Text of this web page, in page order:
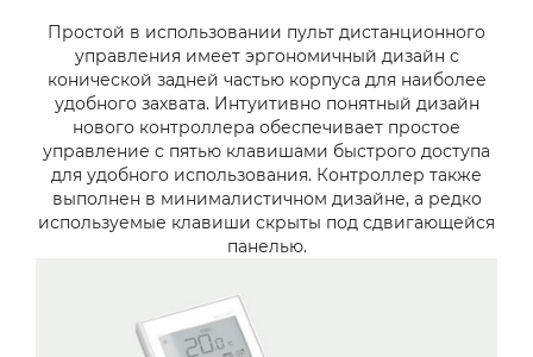
Простой в использовании пульт дистанционного
управления имеет эргономичный дизайн с
конической задней частью корпуса для наиболее
удобного захвата. Интуитивно понятный дизайн
нового контроллера обеспечивает простое
управление с пятью клавишами быстрого доступа
для удобного использования. Контроллер также
выполнен в минималистичном дизайне, а редко
используемые клавиши скрыты под сдвигающейся
панелью.